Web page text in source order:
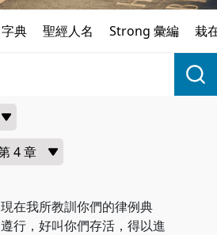
典 聖經人名 Strong 彙編 栽
現在我所教訓你們的律例典
行，好叫你們存活，得以進